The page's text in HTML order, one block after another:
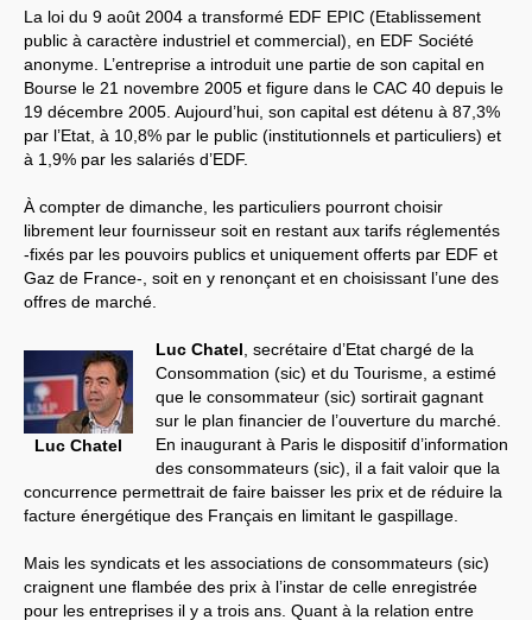
La loi du 9 août 2004 a transformé EDF EPIC (Etablissement
public à caractère industriel et commercial), en EDF Société
anonyme. L’entreprise a introduit une partie de son capital en
Bourse le 21 novembre 2005 et figure dans le CAC 40 depuis le
19 décembre 2005. Aujourd’hui, son capital est détenu à 87,3%
par l’Etat, à 10,8% par le public (institutionnels et particuliers) et
à 1,9% par les salariés d’EDF.
À compter de dimanche, les particuliers pourront choisir
librement leur fournisseur soit en restant aux tarifs réglementés
-fixés par les pouvoirs publics et uniquement offerts par EDF et
Gaz de France-, soit en y renonçant et en choisissant l’une des
offres de marché.
Luc Chatel
Luc Chatel , secrétaire d’Etat chargé de la
Consommation (sic) et du Tourisme, a estimé
que le consommateur (sic) sortirait gagnant
sur le plan financier de l’ouverture du marché.
En inaugurant à Paris le dispositif d’information
des consommateurs (sic), il a fait valoir que la
concurrence permettrait de faire baisser les prix et de réduire la
facture énergétique des Français en limitant le gaspillage.
Mais les syndicats et les associations de consommateurs (sic)
craignent une flambée des prix à l’instar de celle enregistrée
pour les entreprises il y a trois ans. Quant à la relation entre